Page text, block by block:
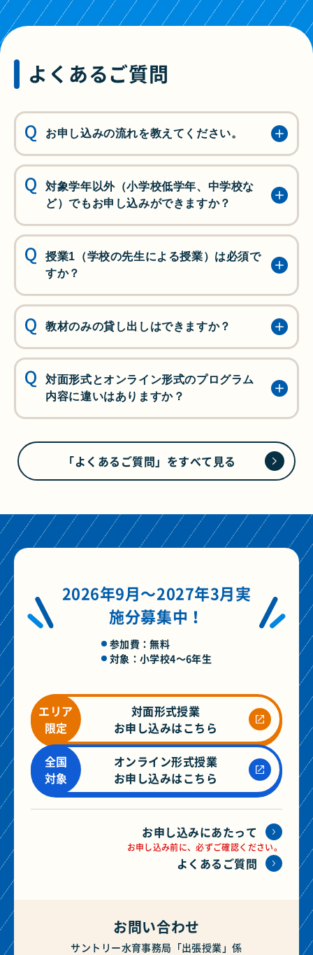
よくあるご質問
お申し込みの流れを教えてください。
お申し込みの流れは、形式によって異なりま
すので、「お申し込みにあたって」をご確認
ください。
対面形式の「お申し込みにあたって」を見る
オンライン形式の「お申し込みにあたって」
を見る
対象学年以外（小学校低学年、中学校な
ど）でもお申し込みができますか？
小学校4～6年生の学習単元に沿った内容とな
っていますので、対象学年以外は、お断りし
ています。ご了承ください。
授業1（学校の先生による授業）は必須で
すか？
授業1（学校の先生による授業）は、授業
2（水育講師による授業）の1週間前～前日ま
授業2は、授業1での学びをより深める内容と
なります。
教材のみの貸し出しはできますか？
教材のみの貸し出しは行っていません。ご了
承ください。
対面形式とオンライン形式のプログラム
内容に違いはありますか？
に違いはありません。
「プログラム内容」を見る
「よくあるご質問」をすべて見る
2026年9月～2027年3月実
施分募集中！
参加費：無料
対象：小学校4～6年生
エリア
限定
対面形式授業
お申し込みはこちら
新
し
い
ウ
ィ
ン
ド
ウ
イ
ト
全国
対象
オンライン形式授業
お申し込みはこちら
新
し
い
ウ
ィ
外
部
お申し込みにあたって
お申し込み前に、必ずご確認ください。
よくあるご質問
お問い合わせ
サントリー水育事務局「出張授業」係